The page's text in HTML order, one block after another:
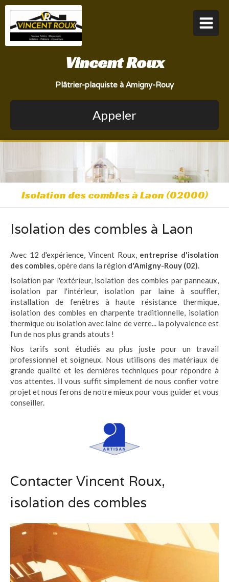
Vincent Roux
Plâtrier-plaquiste à Amigny-Rouy
Appeler
Isolation des combles à Laon (02000)
Isolation des combles à Laon
Avec 12 d'expérience, Vincent Roux, entreprise d'isolation
des combles, opère dans la région d'Amigny-Rouy (02).
Isolation par l'extérieur, isolation des combles par panneaux,
isolation par l'intérieur, isolation par laine à souffler,
installation de fenêtres à haute résistance thermique,
isolation des combles en charpente traditionnelle, isolation
thermique ou isolation avec laine de verre... la polyvalence est
l'un de nos plus grands atouts !
Nos tarifs sont étudiés au plus juste pour un travail
professionnel et soigneux. Nous utilisons des matériaux de
grande qualité et les dernières techniques pour répondre à
vos attentes. Il vous suffit simplement de nous confier votre
projet et nous ferons de notre mieux pour vous guider et vous
conseiller.
Contacter Vincent Roux,
isolation des combles